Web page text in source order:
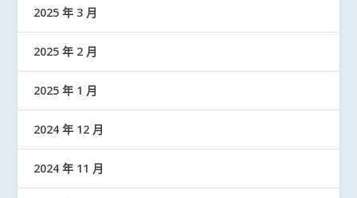
2025 年 3 月
2025 年 2 月
2025 年 1 月
2024 年 12 月
2024 年 11 月